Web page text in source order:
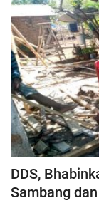
DDS,
Sambang